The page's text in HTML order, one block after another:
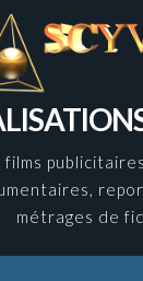
films
métrages de